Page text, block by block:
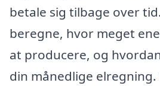
betale sig tilbage over
beregne, hvor meget
at producere, og
din månedlige